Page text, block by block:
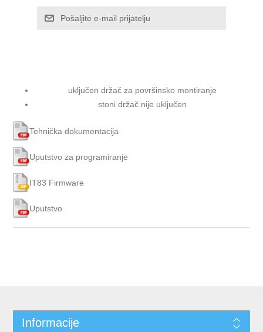
uključen držač za površinsko montiranje
stoni držač nije uključen
Tehnička dokumentacija
Uputstvo za programiranje
IT83 Firmware
Uputstvo
Informacije